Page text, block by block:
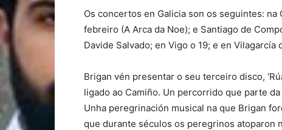
Os concertos en Galicia son os seguintes:
febreiro (A Arca da Noe); e Santiago de
Davide Salvado; en Vigo o 19; e en Vilagarcía
Brigan vén presentar o seu terceiro disco,
ligado ao Camiño. Un percorrido que parte
Unha peregrinación musical na que Brigan
que durante séculos os peregrinos atoparon